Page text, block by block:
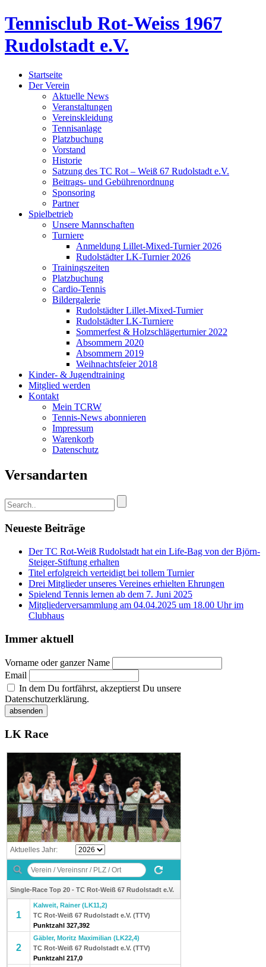
Tennisclub Rot-Weiss 1967
Rudolstadt e.V.
Startseite
Der Verein
Aktuelle News
Veranstaltungen
Vereinskleidung
Tennisanlage
Platzbuchung
Vorstand
Historie
Satzung des TC Rot – Weiß 67 Rudolstadt e.V.
Beitrags- und Gebührenordnung
Sponsoring
Partner
Spielbetrieb
Unsere Mannschaften
Turniere
Anmeldung Lillet-Mixed-Turnier 2026
Rudolstädter LK-Turnier 2026
Trainingszeiten
Platzbuchung
Cardio-Tennis
Bildergalerie
Rudolstädter Lillet-Mixed-Turnier
Rudolstädter LK-Turniere
Sommerfest & Holzschlägerturnier 2022
Absommern 2020
Absommern 2019
Weihnachtsfeier 2018
Kinder- & Jugendtraining
Mitglied werden
Kontakt
Mein TCRW
Tennis-News abonnieren
Impressum
Warenkorb
Datenschutz
Versandarten
Neueste Beiträge
Der TC Rot-Weiß Rudolstadt hat ein Life-Bag von der Björn-
Steiger-Stiftung erhalten
Titel erfolgreich verteidigt bei tollem Turnier
Drei Mitglieder unseres Vereines erhielten Ehrungen
Spielend Tennis lernen ab dem 7. Juni 2025
Mitgliederversammlung am 04.04.2025 um 18.00 Uhr im
Clubhaus
Immer aktuell
Vorname oder ganzer Name
Email
In dem Du fortfährst, akzeptierst Du unsere
Datenschutzerklärung.
LK Race